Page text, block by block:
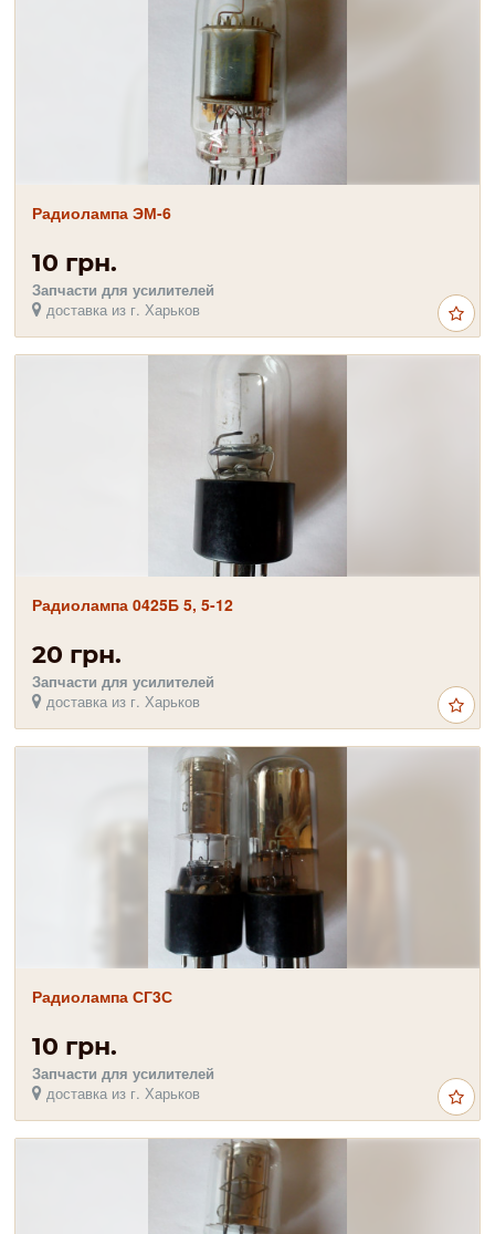
Радиолампа ЭМ-6
10 грн.
Запчасти для усилителей
доставка из г. Харьков
Радиолампа 0425Б 5, 5-12
20 грн.
Запчасти для усилителей
доставка из г. Харьков
Радиолампа СГ3С
10 грн.
Запчасти для усилителей
доставка из г. Харьков